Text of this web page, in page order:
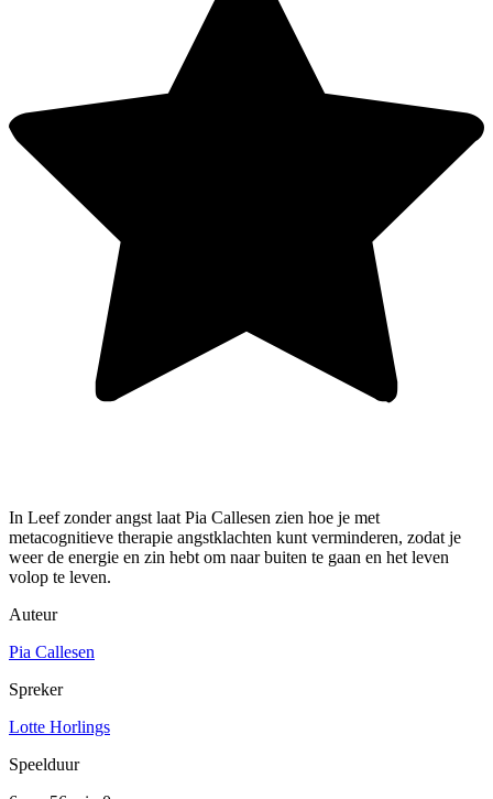
In Leef zonder angst laat Pia Callesen zien hoe je met
metacognitieve therapie angstklachten kunt verminderen, zodat je
weer de energie en zin hebt om naar buiten te gaan en het leven
volop te leven.
Auteur
Pia Callesen
Spreker
Lotte Horlings
Speelduur